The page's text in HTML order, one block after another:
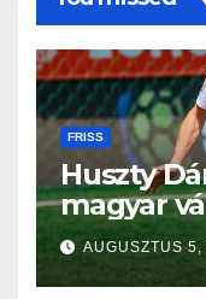
FRISS
Huszty
magyar
AUGUSZTUS